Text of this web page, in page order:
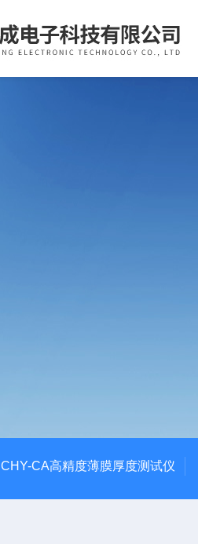
CHY-CA高精度薄膜厚度测试仪